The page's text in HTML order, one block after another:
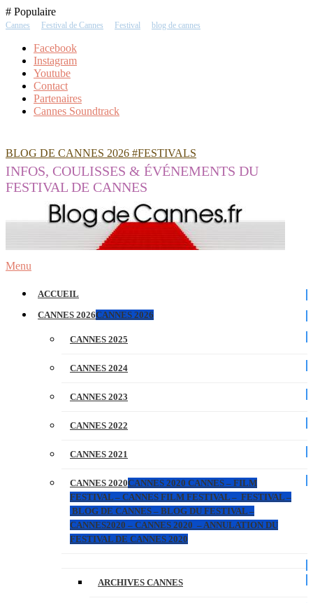
Skip
To
# Populaire
Cannes Festival de Cannes Festival blog de cannes
Facebook
Instagram
Youtube
Contact
Partenaires
Cannes Soundtrack
BLOG DE CANNES 2026 #FESTIVALS
INFOS, COULISSES & ÉVÉNEMENTS DU
FESTIVAL DE CANNES
Menu
ACCUEIL
CANNES 2026CANNES 2026
CANNES 2025
CANNES 2024
CANNES 2023
CANNES 2022
CANNES 2021
CANNES 2020CANNES 2020 CANNES – FILM
FESTIVAL – CANNES FILM FESTIVAL – FESTIVAL –
BLOG DE CANNES – BLOG DU FESTIVAL –
CANNES2020 – CANNES 2020 – ANNULATION DU
FESTIVAL DE CANNES 2020
ARCHIVES CANNES